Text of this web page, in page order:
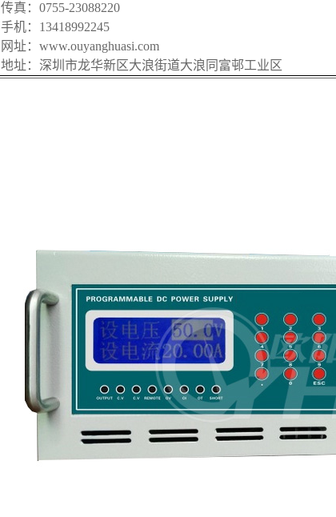
传真：0755-23088220
手机：13418992245
网址：www.ouyanghuasi.com
地址：深圳市龙华新区大浪街道大浪同富邨工业区